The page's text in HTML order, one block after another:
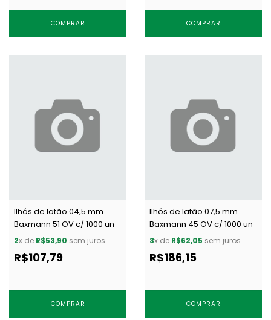
COMPRAR COMPRAR
Ilhós de latão 04,5 mm
Baxmann 51 OV c/ 1000 un
2x de R$53,90 sem juros
R$107,79
COMPRAR
Ilhós de latão 07,5 mm
Baxmann 45 OV c/ 1000 un
3x de R$62,05 sem juros
R$186,15
COMPRAR